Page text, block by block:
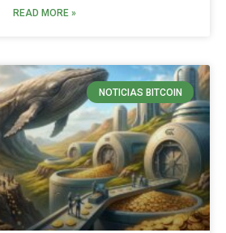
READ MORE »
NOTICIAS BITCOIN